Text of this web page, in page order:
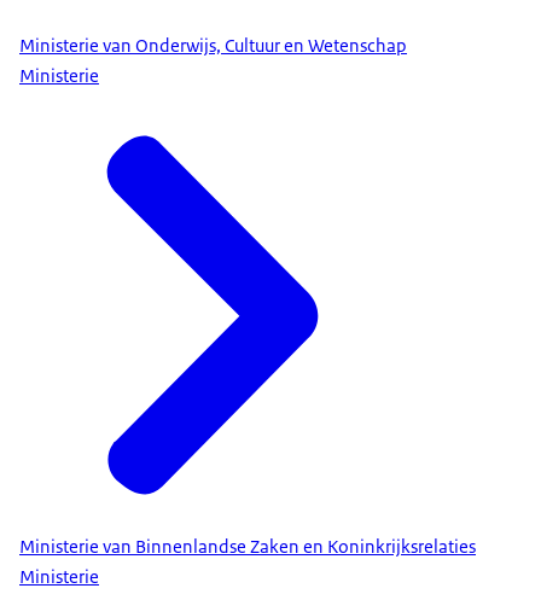
Ministerie van Onderwijs, Cultuur en Wetenschap
Ministerie
Ministerie van Binnenlandse Zaken en Koninkrijksrelaties
Ministerie